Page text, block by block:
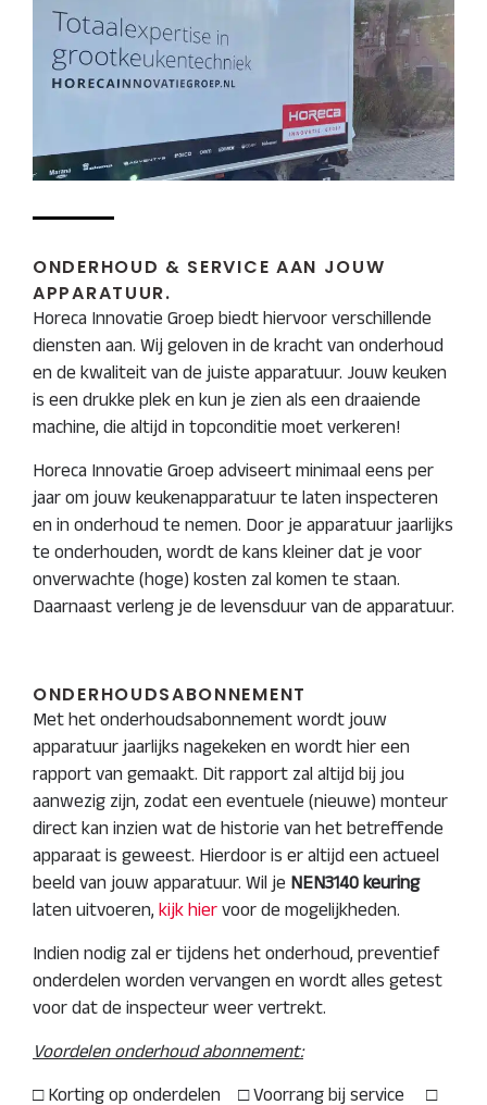
ONDERHOUD & SERVICE AAN JOUW
APPARATUUR.
Horeca Innovatie Groep biedt hiervoor verschillende
diensten aan. Wij geloven in de kracht van onderhoud
en de kwaliteit van de juiste apparatuur. Jouw keuken
is een drukke plek en kun je zien als een draaiende
machine, die altijd in topconditie moet verkeren!
Horeca Innovatie Groep adviseert minimaal eens per
jaar om jouw keukenapparatuur te laten inspecteren
en in onderhoud te nemen. Door je apparatuur jaarlijks
te onderhouden, wordt de kans kleiner dat je voor
onverwachte (hoge) kosten zal komen te staan.
Daarnaast verleng je de levensduur van de apparatuur.
ONDERHOUDSABONNEMENT
Met het onderhoudsabonnement wordt jouw
apparatuur jaarlijks nagekeken en wordt hier een
rapport van gemaakt. Dit rapport zal altijd bij jou
aanwezig zijn, zodat een eventuele (nieuwe) monteur
direct kan inzien wat de historie van het betreffende
apparaat is geweest. Hierdoor is er altijd een actueel
beeld van jouw apparatuur. Wil je NEN3140 keuring
laten uitvoeren, kijk hier voor de mogelijkheden.
Indien nodig zal er tijdens het onderhoud, preventief
onderdelen worden vervangen en wordt alles getest
voor dat de inspecteur weer vertrekt.
Voordelen onderhoud abonnement:
□ Korting op onderdelen □ Voorrang bij service □